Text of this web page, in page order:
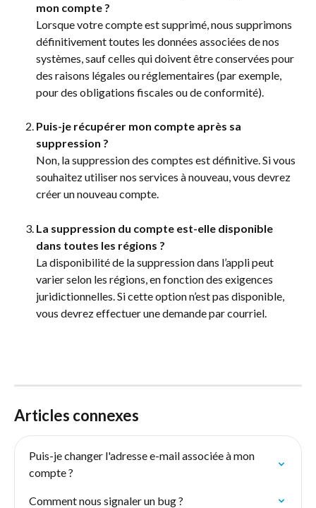
mon compte ?
Lorsque votre compte est supprimé, nous supprimons
définitivement toutes les données associées de nos
systèmes, sauf celles qui doivent être conservées pour
des raisons légales ou réglementaires (par exemple,
pour des obligations fiscales ou de conformité).
Puis-je récupérer mon compte après sa
suppression ?
Non, la suppression des comptes est définitive. Si vous
souhaitez utiliser nos services à nouveau, vous devrez
créer un nouveau compte.
La suppression du compte est-elle disponible
dans toutes les régions ?
La disponibilité de la suppression dans l’appli peut
varier selon les régions, en fonction des exigences
juridictionnelles. Si cette option n’est pas disponible,
vous devrez effectuer une demande par courriel.
Articles connexes
Puis-je changer l'adresse e-mail associée à mon
compte ?
Comment nous signaler un bug ?